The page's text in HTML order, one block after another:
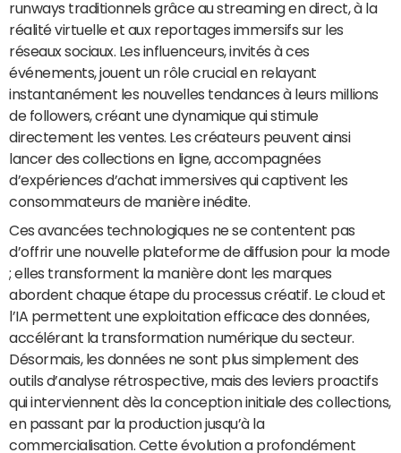
runways traditionnels grâce au streaming en direct, à la
réalité virtuelle et aux reportages immersifs sur les
réseaux sociaux. Les influenceurs, invités à ces
événements, jouent un rôle crucial en relayant
instantanément les nouvelles tendances à leurs millions
de followers, créant une dynamique qui stimule
directement les ventes. Les créateurs peuvent ainsi
lancer des collections en ligne, accompagnées
d’expériences d’achat immersives qui captivent les
consommateurs de manière inédite.
Ces avancées technologiques ne se contentent pas
d’offrir une nouvelle plateforme de diffusion pour la mode
; elles transforment la manière dont les marques
abordent chaque étape du processus créatif. Le cloud et
l’IA permettent une exploitation efficace des données,
accélérant la transformation numérique du secteur.
Désormais, les données ne sont plus simplement des
outils d’analyse rétrospective, mais des leviers proactifs
qui interviennent dès la conception initiale des collections,
en passant par la production jusqu’à la
commercialisation. Cette évolution a profondément